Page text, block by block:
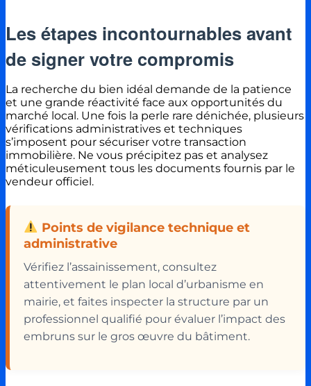
Les étapes incontournables avant
de signer votre compromis
La recherche du bien idéal demande de la patience
et une grande réactivité face aux opportunités du
marché local. Une fois la perle rare dénichée, plusieurs
vérifications administratives et techniques
s’imposent pour sécuriser votre transaction
immobilière. Ne vous précipitez pas et analysez
méticuleusement tous les documents fournis par le
vendeur officiel.
Points de vigilance technique et
administrative
Vérifiez l’assainissement, consultez
attentivement le plan local d’urbanisme en
mairie, et faites inspecter la structure par un
professionnel qualifié pour évaluer l’impact des
embruns sur le gros œuvre du bâtiment.